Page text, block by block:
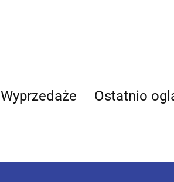
Wyprzedaże Ostatnio